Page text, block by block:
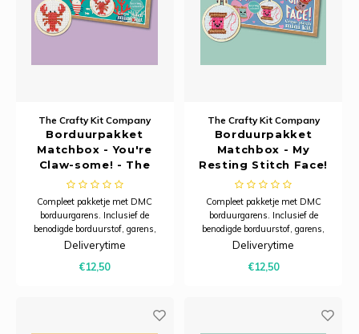
The Crafty Kit Company
Borduurpakket
Matchbox - You're
Claw-some! - The
Crafty Kit Company
Compleet pakketje met DMC
borduurgarens. Inclusief de
benodigde borduurstof, garens,
patroon, naald en beschrijving.
kartonnen verpakking en is
Deliverytime
€12,50
The Crafty Kit Company
Borduurpakket
Matchbox - My
Resting Stitch Face!
- The Crafty Kit
Company
Compleet pakketje met DMC
borduurgarens. Inclusief de
benodigde borduurstof, garens,
patroon, naald en beschrijving.
kartonnen verpakking en is
Deliverytime
€12,50